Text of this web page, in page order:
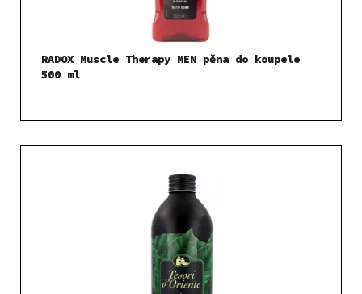
RADOX Muscle Therapy MEN pěna do koupele
500 ml